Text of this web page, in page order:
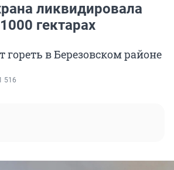
ликвидировала
гектарах
гореть в Березовском районе
516